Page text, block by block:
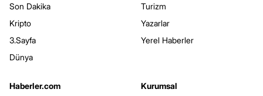
Son Dakika
Kripto
3.Sayfa
Dünya
Turizm
Yazarlar
Yerel Haberler
Haberler.com
Kurumsal